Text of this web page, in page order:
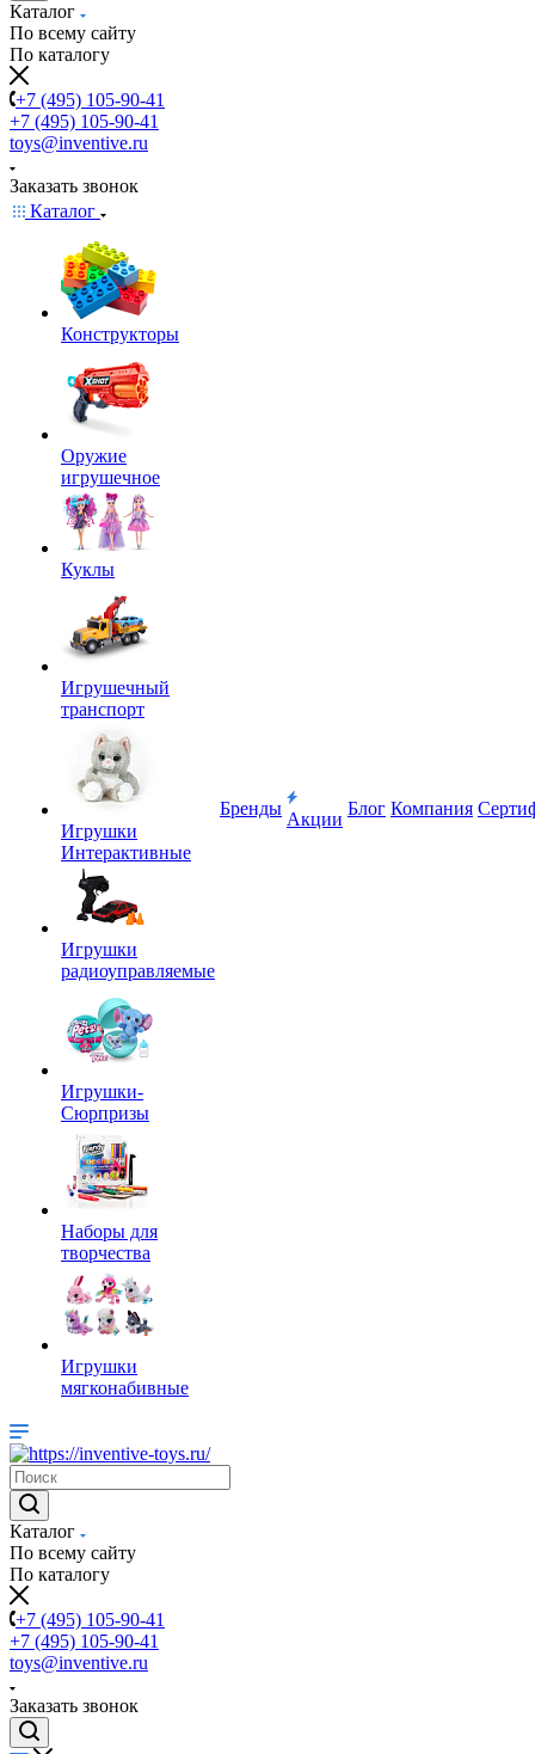
Каталог
По всему сайту
По каталогу
+7 (495) 105-90-41
+7 (495) 105-90-41
toys@inventive.ru
Заказать звонок
Каталог
Конструкторы
Оружие
игрушечное
Куклы
Игрушечный
транспорт
Игрушки
Интерактивные
Игрушки
радиоуправляемые
Игрушки-
Сюрпризы
Наборы для
творчества
Игрушки
мягконабивные
Бренды
Акции
Блог Компания
Каталог
По всему сайту
По каталогу
+7 (495) 105-90-41
+7 (495) 105-90-41
toys@inventive.ru
Заказать звонок